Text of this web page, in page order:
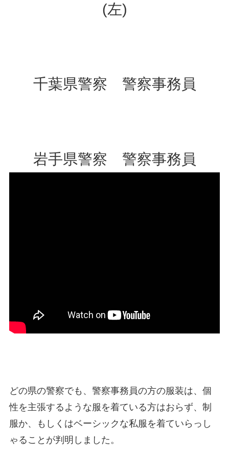
(左)
千葉県警察 警察事務員
岩手県警察 警察事務員
どの県の警察でも、警察事務員の方の服装は、個
性を主張するような服を着ている方はおらず、制
服か、もしくはベーシックな私服を着ていらっし
ゃることが判明しました。